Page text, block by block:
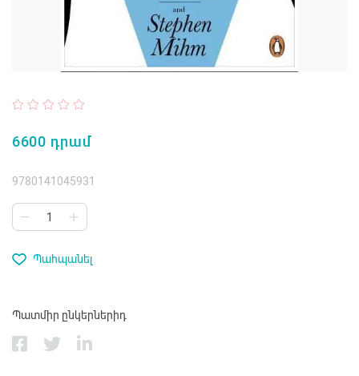
6600 դրամ
9780141045931
Պահպանել
Պատմիր ընկերներիդ